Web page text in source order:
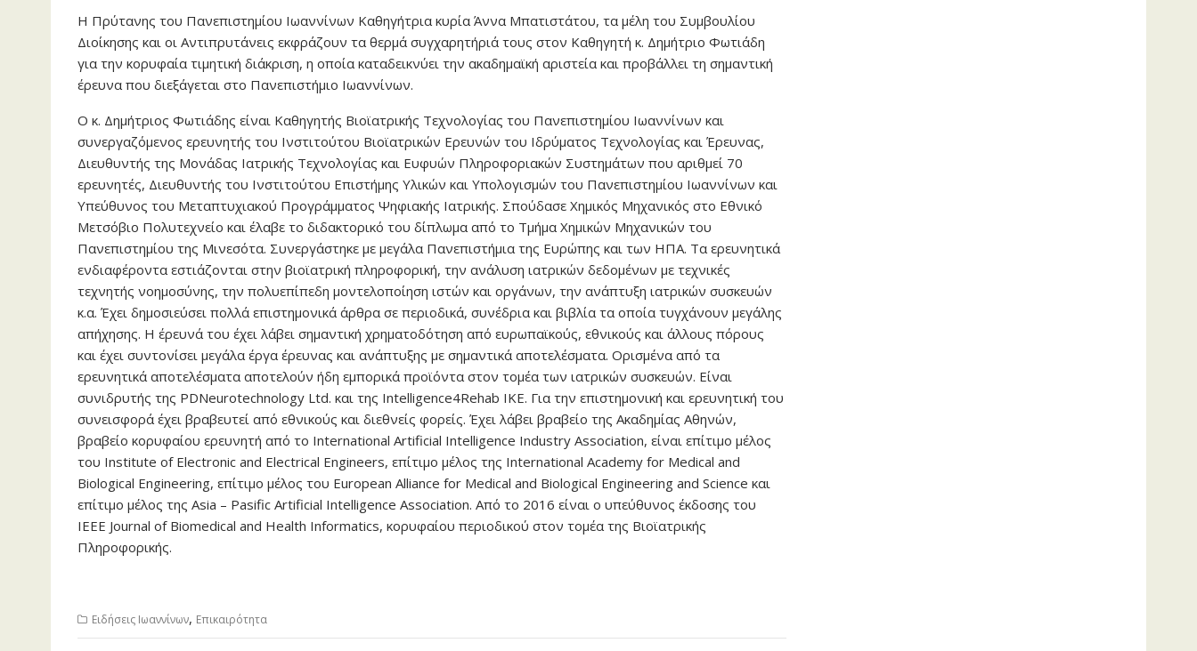
Η Πρύτανης του Πανεπιστημίου Ιωαννίνων Καθηγήτρια κυρία Άννα Μπατιστάτου, τα μέλη του Συμβουλίου
Διοίκησης και οι Αντιπρυτάνεις εκφράζουν τα θερμά συγχαρητήριά τους στον Καθηγητή κ. Δημήτριο Φωτιάδη
για την κορυφαία τιμητική διάκριση, η οποία καταδεικνύει την ακαδημαϊκή αριστεία και προβάλλει τη σημαντική
έρευνα που διεξάγεται στο Πανεπιστήμιο Ιωαννίνων.
Ο κ. Δημήτριος Φωτιάδης είναι Καθηγητής Βιοϊατρικής Τεχνολογίας του Πανεπιστημίου Ιωαννίνων και
συνεργαζόμενος ερευνητής του Ινστιτούτου Βιοϊατρικών Ερευνών του Ιδρύματος Τεχνολογίας και Έρευνας,
Διευθυντής της Μονάδας Ιατρικής Τεχνολογίας και Ευφυών Πληροφοριακών Συστημάτων που αριθμεί 70
ερευνητές, Διευθυντής του Ινστιτούτου Επιστήμης Υλικών και Υπολογισμών του Πανεπιστημίου Ιωαννίνων και
Υπεύθυνος του Μεταπτυχιακού Προγράμματος Ψηφιακής Ιατρικής. Σπούδασε Χημικός Μηχανικός στο Εθνικό
Μετσόβιο Πολυτεχνείο και έλαβε το διδακτορικό του δίπλωμα από το Τμήμα Χημικών Μηχανικών του
Πανεπιστημίου της Μινεσότα. Συνεργάστηκε με μεγάλα Πανεπιστήμια της Ευρώπης και των ΗΠΑ. Τα ερευνητικά
ενδιαφέροντα εστιάζονται στην βιοϊατρική πληροφορική, την ανάλυση ιατρικών δεδομένων με τεχνικές
τεχνητής νοημοσύνης, την πολυεπίπεδη μοντελοποίηση ιστών και οργάνων, την ανάπτυξη ιατρικών συσκευών
κ.α. Έχει δημοσιεύσει πολλά επιστημονικά άρθρα σε περιοδικά, συνέδρια και βιβλία τα οποία τυγχάνουν μεγάλης
απήχησης. Η έρευνά του έχει λάβει σημαντική χρηματοδότηση από ευρωπαϊκούς, εθνικούς και άλλους πόρους
και έχει συντονίσει μεγάλα έργα έρευνας και ανάπτυξης με σημαντικά αποτελέσματα. Ορισμένα από τα
ερευνητικά αποτελέσματα αποτελούν ήδη εμπορικά προϊόντα στον τομέα των ιατρικών συσκευών. Είναι
συνιδρυτής της PDNeurotechnology Ltd. και της Intelligence4Rehab ΙΚΕ. Για την επιστημονική και ερευνητική του
συνεισφορά έχει βραβευτεί από εθνικούς και διεθνείς φορείς. Έχει λάβει βραβείο της Ακαδημίας Αθηνών,
βραβείο κορυφαίου ερευνητή από το International Artificial Intelligence Industry Association, είναι επίτιμο μέλος
του Institute of Electronic and Electrical Engineers, επίτιμο μέλος της International Academy for Medical and
Biological Engineering, επίτιμο μέλος του European Alliance for Medical and Biological Engineering and Science και
επίτιμο μέλος της Asia – Pasific Artificial Intelligence Association. Από το 2016 είναι ο υπεύθυνος έκδοσης του
IEEE Journal of Biomedical and Health Informatics, κορυφαίου περιοδικού στον τομέα της Βιοϊατρικής
Πληροφορικής.
Ειδήσεις Ιωαννίνων, Επικαιρότητα